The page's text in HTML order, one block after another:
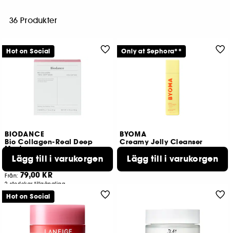
36 Produkter
BIODANCE
Bio Collagen-Real Deep
Mask
återfuktande och uppstramande mask
Från: 79,00 KR
2 storlekar tillgängliga
Lägg till i varukorgen
Hot on Social
BYOMA
Creamy Jelly Cleanser
281
Lägg till i varukorgen
Only at Sephora**
Hot on Social